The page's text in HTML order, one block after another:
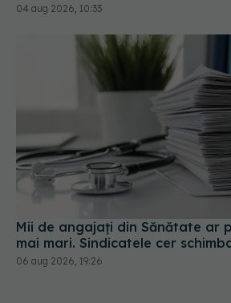
04 aug 2026, 10:33
Mii de angajați din Sănătate ar
mai mari. Sindicatele cer
06 aug 2026, 19:26